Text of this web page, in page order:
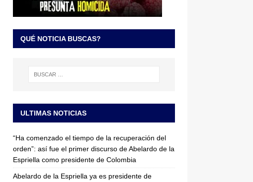
QUÉ NOTICIA BUSCAS?
ULTIMAS NOTICIAS
“Ha comenzado el tiempo de la recuperación del
orden”: así fue el primer discurso de Abelardo de la
Espriella como presidente de Colombia
Abelardo de la Espriella ya es presidente de